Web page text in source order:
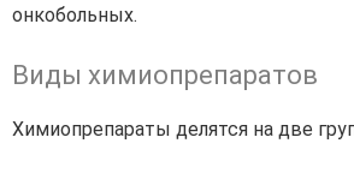
онкобольных.
Виды химиопрепаратов
Химиопрепараты делятся на две